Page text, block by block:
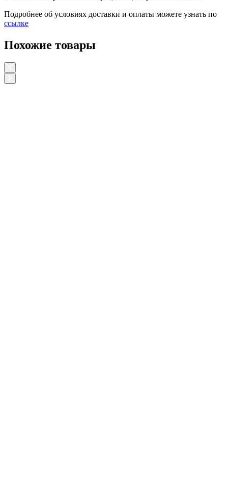
Подробнее об условиях доставки и оплаты можете узнать по
ссылке
Похожие товары